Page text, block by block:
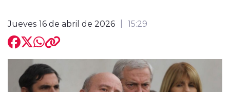
Entrevistas
Jueves 16 de abril de 2026 15:29